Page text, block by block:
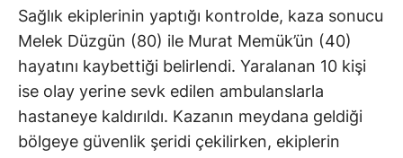
Sağlık ekiplerinin yaptığı kontrolde, kaza sonucu
Melek Düzgün (80) ile Murat Memük’ün (40)
hayatını kaybettiği belirlendi. Yaralanan 10 kişi
ise olay yerine sevk edilen ambulanslarla
hastaneye kaldırıldı. Kazanın meydana geldiği
bölgeye güvenlik şeridi çekilirken, ekiplerin